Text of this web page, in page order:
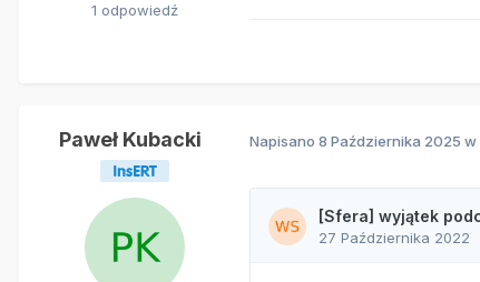
1 odpowiedź
Paweł Kubacki Napisano 8 Października 2025 w